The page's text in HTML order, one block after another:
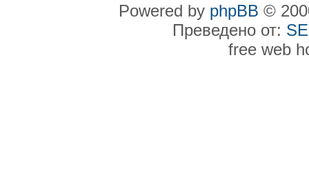
Powered by phpBB ©
Преведено от:
free web